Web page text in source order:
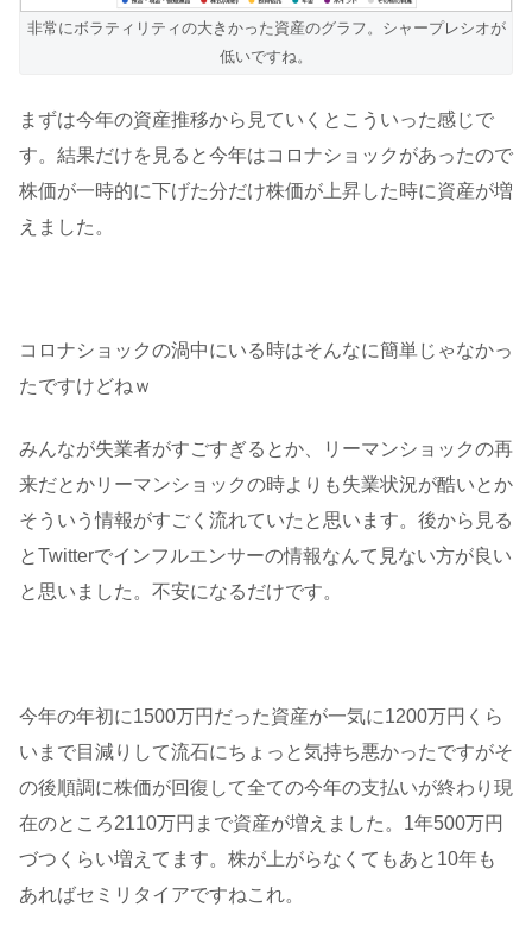
非常にボラティリティの大きかった資産のグラフ。シャープレシオが
低いですね。
まずは今年の資産推移から見ていくとこういった感じで
す。結果だけを見ると今年はコロナショックがあったので
株価が一時的に下げた分だけ株価が上昇した時に資産が増
えました。
コロナショックの渦中にいる時はそんなに簡単じゃなかっ
たですけどねｗ
みんなが失業者がすごすぎるとか、リーマンショックの再
来だとかリーマンショックの時よりも失業状況が酷いとか
そういう情報がすごく流れていたと思います。後から見る
とTwitterでインフルエンサーの情報なんて見ない方が良い
と思いました。不安になるだけです。
今年の年初に1500万円だった資産が一気に1200万円くら
いまで目減りして流石にちょっと気持ち悪かったですがそ
の後順調に株価が回復して全ての今年の支払いが終わり現
在のところ2110万円まで資産が増えました。1年500万円
づつくらい増えてます。株が上がらなくてもあと10年も
あればセミリタイアですねこれ。